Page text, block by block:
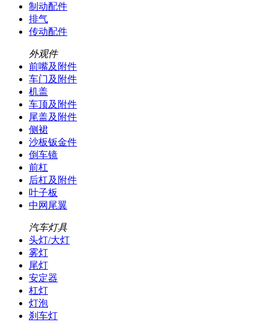
制动配件
排气
传动配件
外观件
前嘴及附件
车门及附件
机盖
车顶及附件
尾盖及附件
侧裙
沙板钣金件
倒车镜
前杠
后杠及附件
叶子板
中网尾翼
汽车灯具
头灯/大灯
雾灯
尾灯
安定器
杠灯
灯泡
刹车灯